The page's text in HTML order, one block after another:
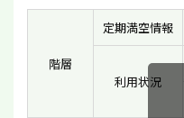
階層
定期満空情報
利用状況